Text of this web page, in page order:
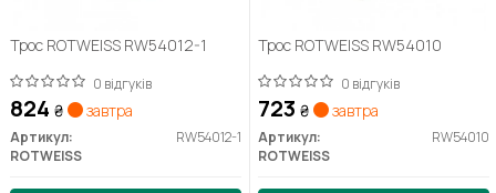
Трос ROTWEISS RW54012-1
0 відгуків
824 ₴ завтра
Артикул:
RW54012-1
ROTWEISS
Трос ROTWEISS RW54010
0 відгуків
723 ₴ завтра
Артикул:
RW54010
ROTWEISS